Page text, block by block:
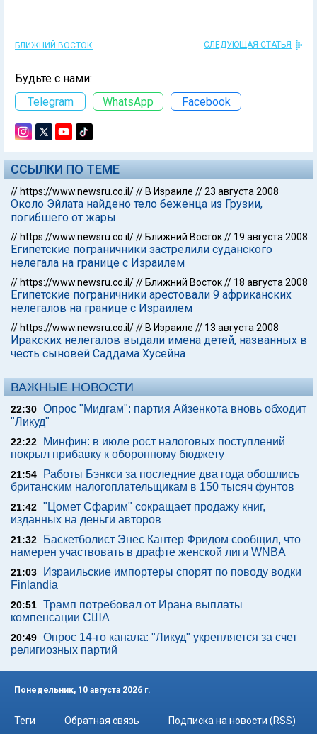
БЛИЖНИЙ ВОСТОК СЛЕДУЮЩАЯ СТАТЬЯ
Будьте с нами:
Telegram
WhatsApp Facebook
ССЫЛКИ ПО ТЕМЕ
// https://www.newsru.co.il/// В Израиле //23 августа 2008
Около Эйлата найдено тело беженца из Грузии,
погибшего от жары
// https://www.newsru.co.il/// Ближний Восток// 19 августа 2008
Египетские пограничники застрелили суданского
нелегала на границе с Израилем
// https://www.newsru.co.il/// Ближний Восток// 18 августа 2008
Египетские пограничники арестовали 9 африканских
нелегалов на границе с Израилем
// https://www.newsru.co.il/// В Израиле // 13 августа 2008
Иракских нелегалов выдали имена детей, названных в
честь сыновей Саддама Хусейна
ВАЖНЫЕ НОВОСТИ
22:30 Опрос "Мидгам": партия Айзенкота вновь обходит
"Ликуд"
22:22
Минфин: в июле рост налоговых поступлений
покрыл прибавку к оборонному бюджету
21:54
Работы Бэнкси за последние два года обошлись
британским налогоплательщикам в 150 тысяч фунтов
21:42 "Цомет Сфарим" сокращает продажу книг,
изданных на деньги авторов
21:32
Баскетболист Энес Кантер Фридом сообщил, что
намерен участвовать в драфте женской лиги WNBA
21:03
Израильские импортеры спорят по поводу водки
Finlandia
20:51 Трамп потребовал от Ирана выплаты
компенсации США
20:49 Опрос 14-го канала: "Ликуд" укрепляется за счет
религиозных партий
Понедельник, 10 августа 2026 г.
Теги Обратная связь
Подписка на новости (RSS)